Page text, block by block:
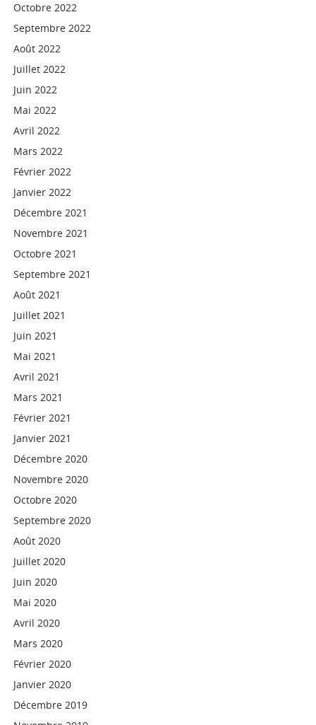
Octobre 2022
Septembre 2022
Août 2022
Juillet 2022
Juin 2022
Mai 2022
Avril 2022
Mars 2022
Février 2022
Janvier 2022
Décembre 2021
Novembre 2021
Octobre 2021
Septembre 2021
Août 2021
Juillet 2021
Juin 2021
Mai 2021
Avril 2021
Mars 2021
Février 2021
Janvier 2021
Décembre 2020
Novembre 2020
Octobre 2020
Septembre 2020
Août 2020
Juillet 2020
Juin 2020
Mai 2020
Avril 2020
Mars 2020
Février 2020
Janvier 2020
Décembre 2019